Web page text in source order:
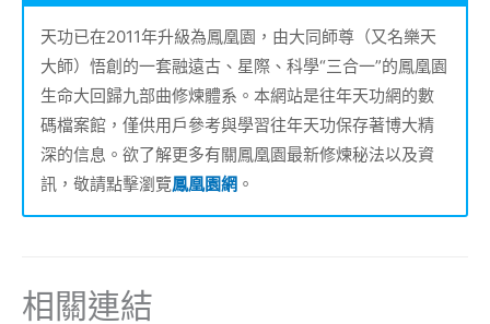
天功已在2011年升級為鳳凰園，由大同師尊（又名樂天
大師）悟創的一套融遠古、星際、科學“三合一”的鳳凰園
生命大回歸九部曲修煉體系。本網站是往年天功網的數
碼檔案館，僅供用戶參考與學習往年天功保存著博大精
深的信息。欲了解更多有關鳳凰園最新修煉秘法以及資
訊，敬請點擊瀏覽鳳凰園網 。
相關連結